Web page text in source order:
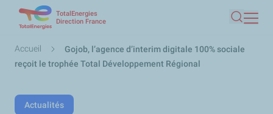
contenu
principal
TotalEnergies
Direction France
Fil
d'Ariane
Accueil
Gojob, l’agence d’interim digitale 100% sociale
reçoit le trophée Total Développement Régional
Actualités